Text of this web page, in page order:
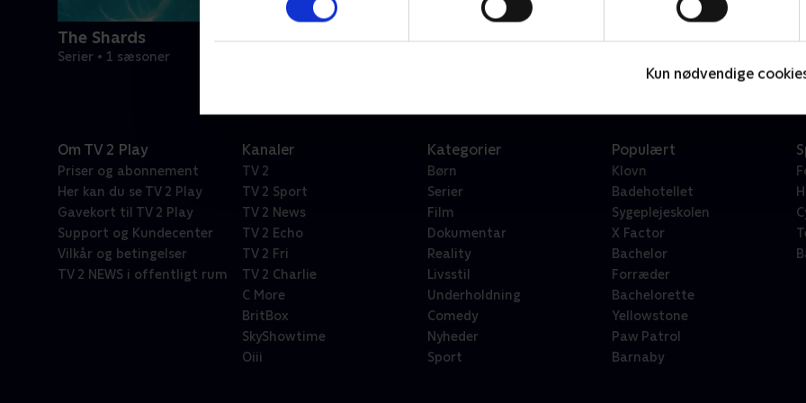
Kun nødvendige
The Shards
Serier • 1 sæsoner
Om TV 2 Play
Priser og abonnement
Her kan du se TV 2 Play
Gavekort til TV 2 Play
Support og Kundecenter
Vilkår og betingelser
TV 2 NEWS i offentligt rum
Kanaler
TV 2
TV 2 Sport
TV 2 News
TV 2 Echo
TV 2 Fri
TV 2 Charlie
C More
BritBox
SkyShowtime
Oiii
Kategorier
Børn
Serier
Film
Dokumentar
Reality
Livsstil
Underholdning
Comedy
Nyheder
Sport
Populært
Klovn
Badehotellet
Sygeplejeskolen
X Factor
Bachelor
Forræder
Bachelorette
Yellowstone
Paw Patrol
Barnaby